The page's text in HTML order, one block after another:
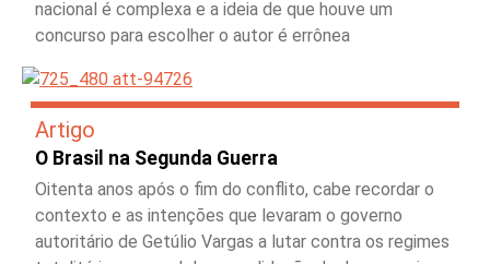
nacional é complexa e a ideia de que houve um
concurso para escolher o autor é errônea
Artigo
O Brasil na Segunda Guerra
Oitenta anos após o fim do conflito, cabe recordar o
contexto e as intenções que levaram o governo
autoritário de Getúlio Vargas a lutar contra os regimes